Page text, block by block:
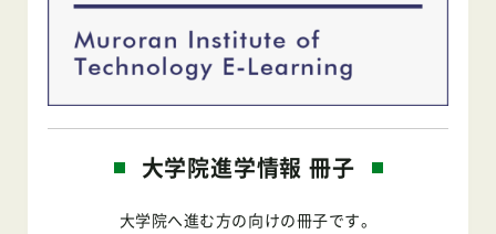
大学院進学情報 冊子
大学院へ進む方の向けの冊子です。